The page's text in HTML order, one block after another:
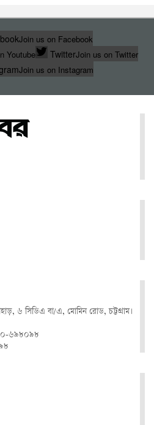
Join us on Facebook
Youtube TwitterJoin us on Twitter
Join us on Instagram
৬ সিডিএ বা/এ, মোমিন রোড, চট্টগ্রাম।
৬৯৮০৯৮